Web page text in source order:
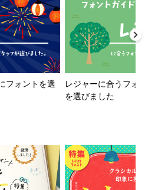
フォントを選
レジャーに合うフォ
を選びました